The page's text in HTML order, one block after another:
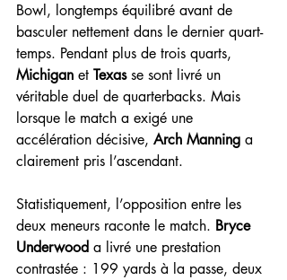
Bowl, longtemps équilibré avant de
basculer nettement dans le dernier quart-
temps. Pendant plus de trois quarts,
Michigan et Texas se sont livré un
véritable duel de quarterbacks. Mais
lorsque le match a exigé une
accélération décisive, Arch Manning a
clairement pris l’ascendant.
Statistiquement, l’opposition entre les
deux meneurs raconte le match. Bryce
Underwood a livré une prestation
contrastée : 199 yards à la passe, deux